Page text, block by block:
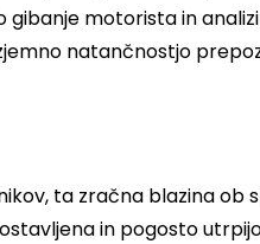
gibanje motorista in
natančnostjo
ta zračna blazina ob
in pogosto